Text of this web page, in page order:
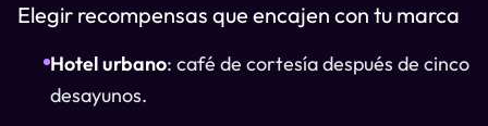
Elegir recompensas que encajen con tu marca
Hotel urbano: café de cortesía después de cinco
desayunos.